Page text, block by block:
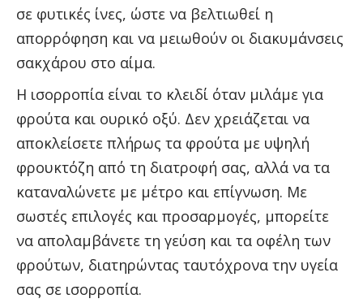
σε φυτικές ίνες, ώστε να βελτιωθεί η
απορρόφηση και να μειωθούν οι διακυμάνσεις
σακχάρου στο αίμα.
Η ισορροπία είναι το κλειδί όταν μιλάμε για
φρούτα και ουρικό οξύ. Δεν χρειάζεται να
αποκλείσετε πλήρως τα φρούτα με υψηλή
φρουκτόζη από τη διατροφή σας, αλλά να τα
καταναλώνετε με μέτρο και επίγνωση. Με
σωστές επιλογές και προσαρμογές, μπορείτε
να απολαμβάνετε τη γεύση και τα οφέλη των
φρούτων, διατηρώντας ταυτόχρονα την υγεία
σας σε ισορροπία.